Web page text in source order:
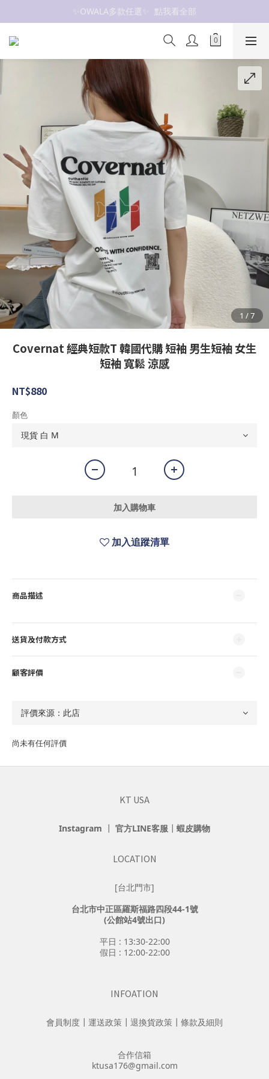
抗UV 50+防曬外套 $299🧊🧊
✨OWALA多款任選✨  點我看全部
抗UV 50+防曬外套 $299🧊🧊
Covernat 經典短款T 韓國代購 短袖 男生短袖 女生
短袖 寬鬆 涼感
NT$880
顏色
加入購物車
加入追蹤清單
商品描述
送貨及付款方式
顧客評價
尚未有任何評價
KT USA
Instagram ┃ 官方LINE客服 ┃ 蝦皮購物
LOCATION
[台北門市]
台北市中正區羅斯福路四段44-1號
(公館站4號出口)
平日 : 13:30-22:00
假日 : 12:00-22:00
INFOATION
會員制度 ┃ 運送政策 ┃ 退換貨政策 ┃ 條款及細則
合作信箱
ktusa176@gmail.com